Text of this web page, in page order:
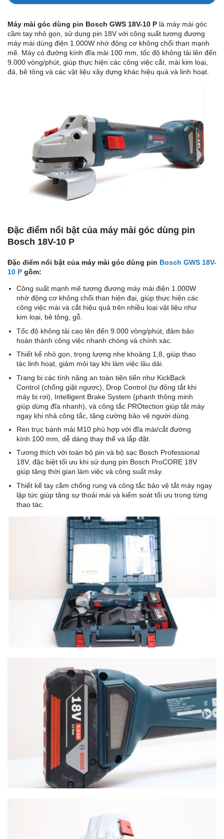
Máy mài góc dùng pin Bosch GWS 18V-10 P là máy mài góc
cầm tay nhỏ gọn, sử dụng pin 18V với công suất tương đương
máy mài dùng điện 1.000W nhờ động cơ không chổi than mạnh
mẽ. Máy có đường kính đĩa mài 100 mm, tốc độ không tải lên đến
9.000 vòng/phút, giúp thực hiện các công việc cắt, mài kim loại,
đá, bê tông và các vật liệu xây dựng khác hiệu quả và linh hoạt.
Đặc điểm nổi bật của máy mài góc dùng pin
Bosch 18V-10 P
Đặc điểm nổi bật của máy mài góc dùng pin Bosch GWS 18V-
10 P gồm:
Công suất mạnh mẽ tương đương máy mài điện 1.000W
nhờ động cơ không chổi than hiện đại, giúp thực hiện các
công việc mài và cắt hiệu quả trên nhiều loại vật liệu như
kim loại, bê tông, gỗ.
Tốc độ không tải cao lên đến 9.000 vòng/phút, đảm bảo
hoàn thành công việc nhanh chóng và chính xác.
Thiết kế nhỏ gọn, trọng lượng nhẹ khoảng 1,8, giúp thao
tác linh hoạt, giảm mỏi tay khi làm việc lâu dài.
Trang bị các tính năng an toàn tiên tiến như KickBack
Control (chống giật ngược), Drop Control (tự động tắt khi
máy bị rơi), Intelligent Brake System (phanh thông minh
giúp dừng đĩa nhanh), và công tắc PROtection giúp tắt máy
ngay khi nhả công tắc, tăng cường bảo vệ người dùng.
Ren trục bánh mài M10 phù hợp với đĩa mài/cắt đường
kính 100 mm, dễ dàng thay thế và lắp đặt.
Tương thích với toàn bộ pin và bộ sạc Bosch Professional
18V, đặc biệt tối ưu khi sử dụng pin Bosch ProCORE 18V
giúp tăng thời gian làm việc và công suất máy.
Thiết kế tay cầm chống rung và công tắc bảo vệ tắt máy ngay
lập tức giúp tăng sự thoải mái và kiểm soát tối ưu trong từng
thao tác.